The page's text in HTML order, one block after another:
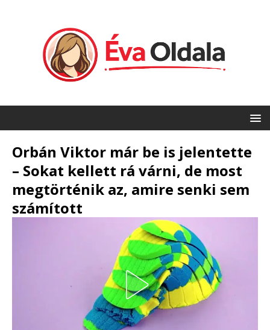
Orbán Viktor már be is jelentette
– Sokat kellett rá várni, de most
megtörténik az, amire senki sem
számított